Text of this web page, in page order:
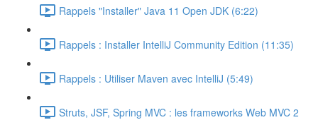
Rappels "Installer" Java 11 Open JDK (6:22)
Rappels : Installer IntelliJ Community Edition (11:35)
Rappels : Utiliser Maven avec IntelliJ (5:49)
Struts, JSF, Spring MVC : les frameworks Web MVC 2